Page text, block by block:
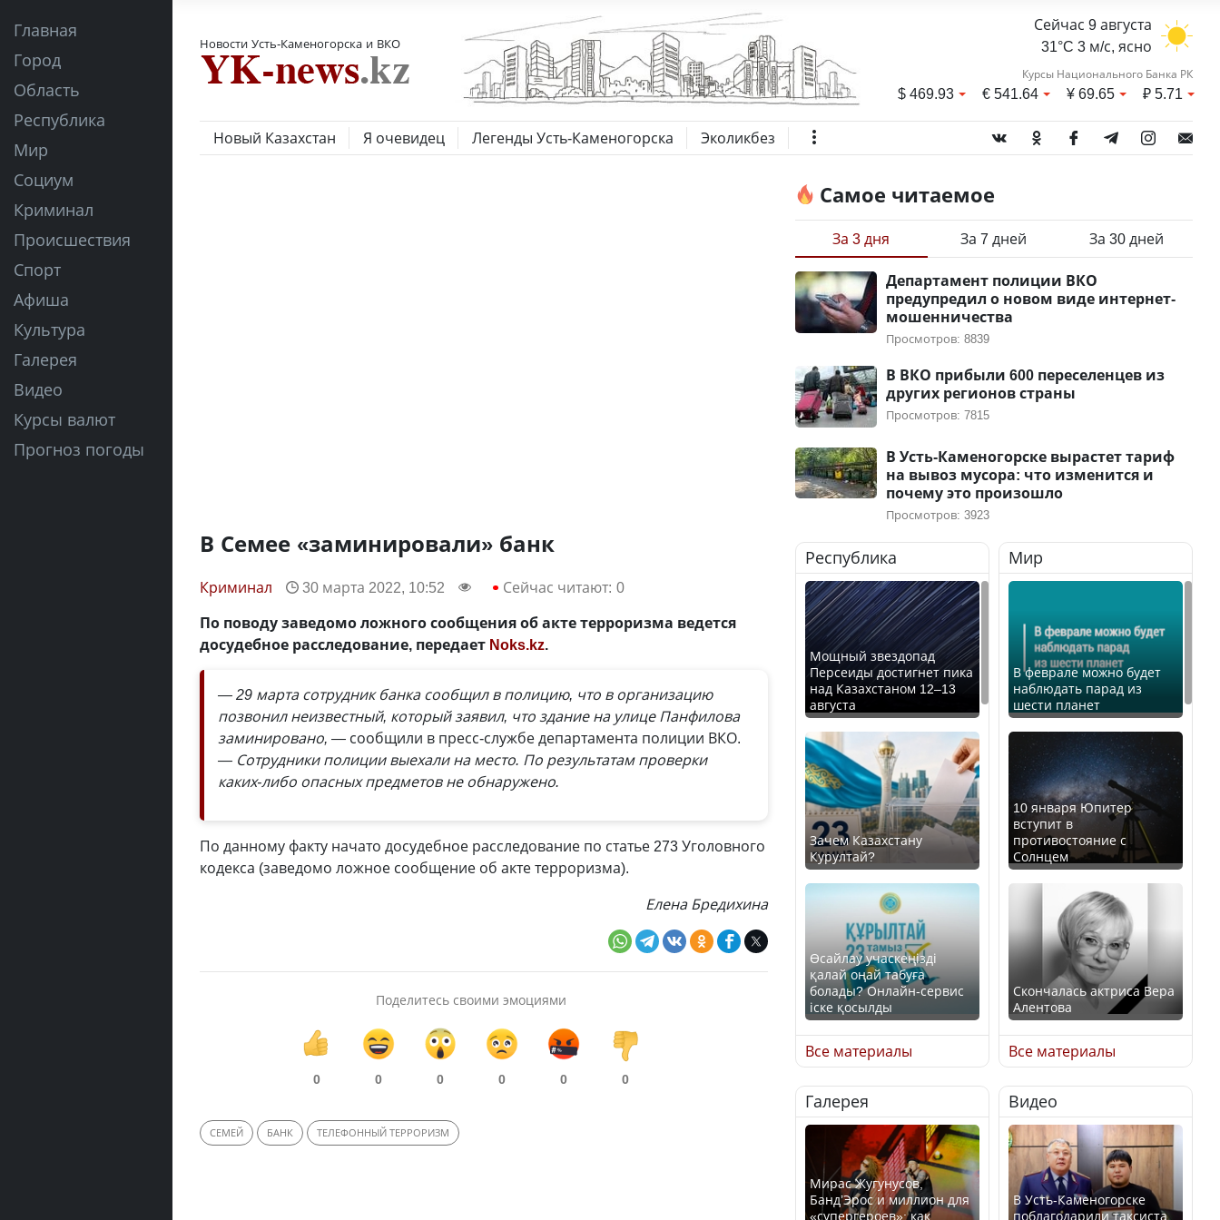
Главная
Город
Область
Республика
Мир
Социум
Криминал
Происшествия
Спорт
Афиша
Культура
Галерея
Видео
Курсы валют
Прогноз погоды
Новости Усть-Каменогорска и ВКО
Сейчас 9 августа
31°C 3 м/с, ясно
Курсы Национального Банка РК
$469.93 €541.64 ¥69.65 ₽5.71
Новый Казахстан Я очевидец Легенды Усть-Каменогорска Эколикбез
В Семее «заминировали» банк
Криминал 30 марта 2022, 10:52 Сейчас читают: 0
По поводу заведомо ложного сообщения об акте терроризма ведется
досудебное расследование, передает Noks.kz.
— 29 марта сотрудник банка сообщил в полицию, что в организацию
позвонил неизвестный, который заявил, что здание на улице Панфилова
заминировано, — сообщили в пресс-службе департамента полиции ВКО.
— Сотрудники полиции выехали на место. По результатам проверки
каких-либо опасных предметов не обнаружено.
По данному факту начато досудебное расследование по статье 273 Уголовного
кодекса (заведомо ложное сообщение об акте терроризма).
Елена Бредихина
Поделитесь своими эмоциями
0 0 0 0 0 0
СЕМЕЙ БАНК ТЕЛЕФОННЫЙ ТЕРРОРИЗМ
Самое читаемое
За 3 дня За 7 дней За 30 дней
Департамент полиции ВКО
предупредил о новом виде интернет-
мошенничества
Просмотров: 8839
В ВКО прибыли 600 переселенцев из
других регионов страны
Просмотров: 7815
В Усть-Каменогорске вырастет тариф
на вывоз мусора: что изменится и
почему это произошло
Просмотров: 3923
Республика
Мощный звездопад
Персеиды достигнет пика
над Казахстаном 12–13
августа
Зачем Казахстану
Курултай?
Өсайлау учаскеңізді
қалай оңай табуға
болады? Онлайн-сервис
іске қосылды
Как легко найти свой
участок для голосования?
Все материалы
Мир
В феврале можно будет
наблюдать парад из
шести планет
10 января Юпитер
вступит в
противостояние с
Солнцем
Скончалась актриса Вера
Алентова
В РФ вынесен заочный
приговор по уголовному
делу об убийстве Игоря
Талькова
Все материалы
Галерея
Мирас Жугунусов,
Банд’Эрос и миллион для
«супергероев»: как
Видео
В Усть-Каменогорске
поблагодарили таксиста,